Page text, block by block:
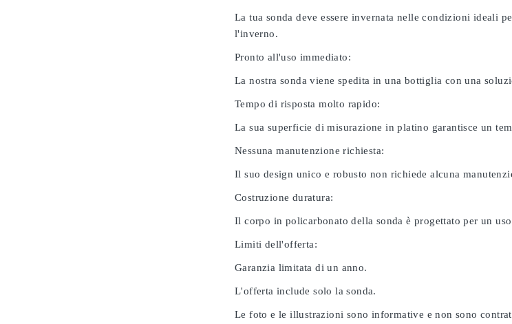
La tua sonda deve essere invernata nelle condizioni ideali
l'inverno.
Pronto all'uso immediato:
La nostra sonda viene spedita in una bottiglia con una
Tempo di risposta molto rapido:
La sua superficie di misurazione in platino garantisce un
Nessuna manutenzione richiesta:
Il suo design unico e robusto non richiede alcuna
Costruzione duratura:
Il corpo in policarbonato della sonda è progettato per un
Limiti dell'offerta:
Garanzia limitata di un anno.
L'offerta include solo la sonda.
Le foto e le illustrazioni sono informative e non sono